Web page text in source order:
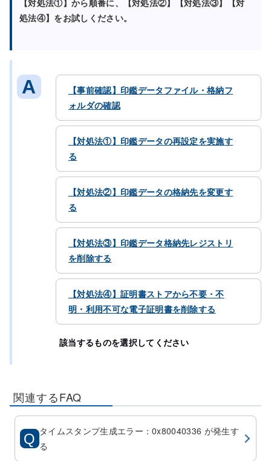
【対処法①】から順番に、【対処法②】【対処法③】【対
処法④】をお試しください。
【事前確認】印鑑データファイル・格納フ
ォルダの確認
【対処法①】印鑑データの再設定を実施す
る
【対処法②】印鑑データの格納先を変更す
る
【対処法③】印鑑データ格納先レジストリ
を削除する
【対処法④】証明書ストアから不要・不
明・利用不可な電子証明書を削除する
該当するものを選択してください
関連するFAQ
タイムスタンプ生成エラー：0x80040336 が発生す
る